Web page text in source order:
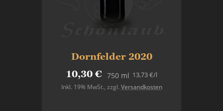
Dornfelder 2020
10,30 € 750 ml
Inkl. 19% MwSt., zzgl. Versandkosten
13,73 €/l